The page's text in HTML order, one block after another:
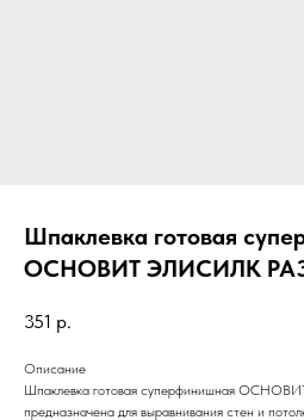
Шпаклевка готовая
ОСНОВИТ ЭЛИСИЛК
351 р.
Описание
Шпаклевка готовая суперфинишная
предназначена для выравнивания стен и